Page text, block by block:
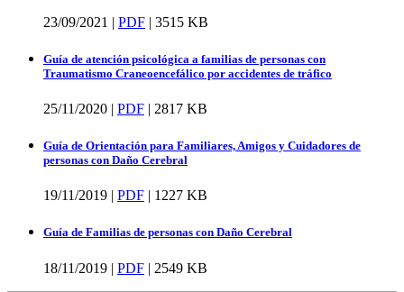
23/09/2021 | PDF | 3515 KB
Guía de atención psicológica a familias de personas con
Traumatismo Craneoencefálico por accidentes de tráfico
25/11/2020 | PDF | 2817 KB
Guía de Orientación para Familiares, Amigos y Cuidadores de
personas con Daño Cerebral
19/11/2019 | PDF | 1227 KB
Guía de Familias de personas con Daño Cerebral
18/11/2019 | PDF | 2549 KB